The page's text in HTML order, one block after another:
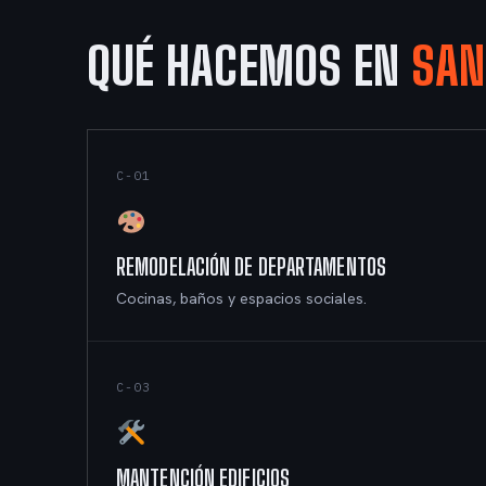
QUÉ HACEMOS EN
C-01
REMODELACIÓN DE DEPARTAMENTOS
Cocinas, baños y espacios sociales.
C-03
MANTENCIÓN EDIFICIOS